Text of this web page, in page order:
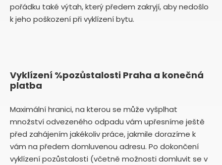
pořádku také výtah, který předem zakryjí, aby nedošlo
k jeho poškození při vyklízení bytu.
Vyklízení %pozůstalosti Praha a konečná
platba
Maximální hranici, na kterou se může vyšplhat
množství odvezeného odpadu vám upřesníme ještě
před zahájením jakékoliv práce, jakmile dorazíme k
vám na předem domluvenou adresu. Po dokončení
vyklízení pozůstalosti (včetně možnosti domluvit se v